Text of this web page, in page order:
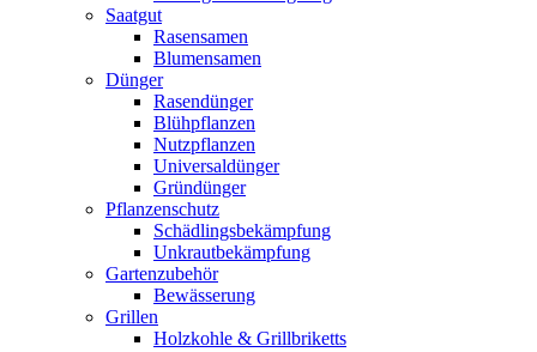
Saatgut
Rasensamen
Blumensamen
Dünger
Rasendünger
Blühpflanzen
Nutzpflanzen
Universaldünger
Gründünger
Pflanzenschutz
Schädlingsbekämpfung
Unkrautbekämpfung
Gartenzubehör
Bewässerung
Grillen
Holzkohle & Grillbriketts